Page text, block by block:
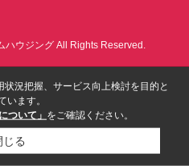
ハウジング All Rights Reserved.
況把握、サービス向上検討を目的と
います。
ついて」 をご確認ください。
じる